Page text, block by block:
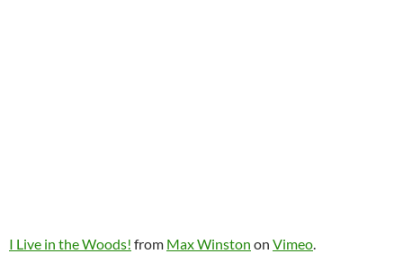
I Live in the Woods! from Max Winston on Vimeo.